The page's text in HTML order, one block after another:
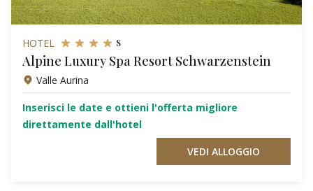
HOTEL s
Alpine Luxury Spa Resort Schwarzenstein
Valle Aurina
Inserisci le date e ottieni l'offerta migliore
direttamente dall'hotel
VEDI ALLOGGIO